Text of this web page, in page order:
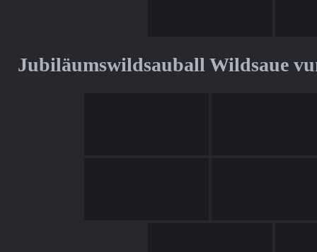
Jubiläumswildsauball Wildsaue